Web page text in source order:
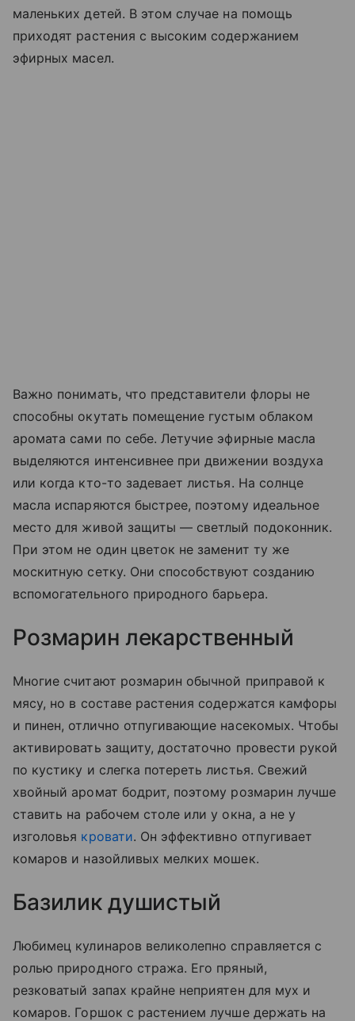
маленьких детей. В этом случае на помощь
приходят растения с высоким содержанием
эфирных масел.
Важно понимать, что представители флоры не
способны окутать помещение густым облаком
аромата сами по себе. Летучие эфирные масла
выделяются интенсивнее при движении воздуха
или когда кто-то задевает листья. На солнце
масла испаряются быстрее, поэтому идеальное
место для живой защиты — светлый подоконник.
При этом не один цветок не заменит ту же
москитную сетку. Они способствуют созданию
вспомогательного природного барьера.
Розмарин лекарственный
Многие считают розмарин обычной приправой к
мясу, но в составе растения содержатся камфоры
и пинен, отлично отпугивающие насекомых. Чтобы
активировать защиту, достаточно провести рукой
по кустику и слегка потереть листья. Свежий
хвойный аромат бодрит, поэтому розмарин лучше
ставить на рабочем столе или у окна, а не у
изголовья кровати. Он эффективно отпугивает
комаров и назойливых мелких мошек.
Базилик душистый
Любимец кулинаров великолепно справляется с
ролью природного стража. Его пряный,
резковатый запах крайне неприятен для мух и
комаров. Горшок с растением лучше держать на